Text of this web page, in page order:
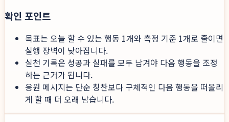
확인 포인트
목표는 오늘 할 수 있는 행동 1개와 측정 기준 1개로 줄이면
실행 장벽이 낮아집니다.
실천 기록은 성공과 실패를 모두 남겨야 다음 행동을 조정
하는 근거가 됩니다.
응원 메시지는 단순 칭찬보다 구체적인 다음 행동을 떠올리
게 할 때 더 오래 남습니다.